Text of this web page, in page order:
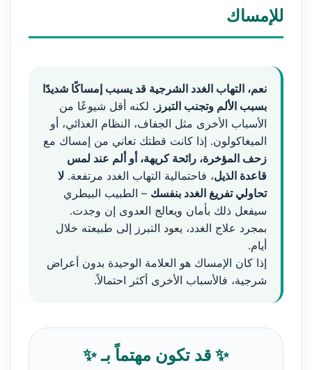
للإمساك
نعم، التهاب الغدد الشرجية قد يسبب إمساكًا شديدًا
بسبب الألم وتجنب التبرز. لكنه أقل شيوعًا من
الأسباب الأخرى مثل الجفاف، النظام الغذائي، أو
الميغاكولون. إذا كانت قطتك تعاني من إمساك مع
زحف المؤخرة، رائحة كريهة، أو ألم عند لمس
قاعدة الذيل، فاحتمالية التهاب الغدد مرتفعة. لا
تحاولي تفريغ الغدد بنفسك – الطبيب البيطري
سيفعل ذلك بأمان ويعالج العدوى إن وجدت.
بمجرد علاج الغدد، يعود التبرز إلى طبيعته خلال
أيام.
إذا كان الإمساك هو العلامة الوحيدة بدون أعراض
شرجية، فالأسباب الأخرى أكثر احتمالاً.
✨ قد تكون مهتماً بـ ✨